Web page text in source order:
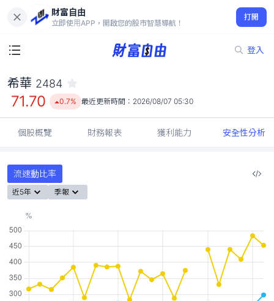
財富自由
立即使用APP，開啟您的股市智慧導航！
打開
登入
71.70
0.7%
希華 2484
71.70 0.7% 最近更新時間： 2026/08/07 05:30
個股概覽 財務報表 獲利能力 安全性分析
流速動比率
近5年 季報